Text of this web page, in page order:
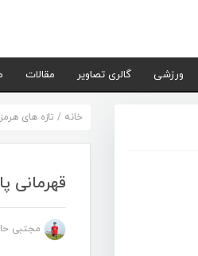
ورزشی گالری تصاویر مقالات
خانه / تازه های
قهرمانی
مجتبی